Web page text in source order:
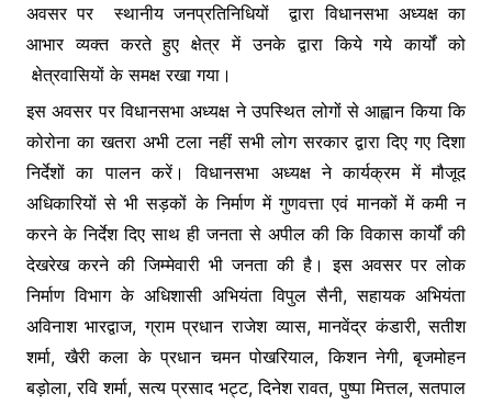
अवसर पर स्थानीय जनप्रतिनिधियों द्वारा विधानसभा अध्यक्ष का
आभार व्यक्त करते हुए क्षेत्र में उनके द्वारा किये गये कार्यों को
क्षेत्रवासियों के समक्ष रखा गया।
इस अवसर पर विधानसभा अध्यक्ष ने उपस्थित लोगों से आह्वान किया कि
कोरोना का खतरा अभी टला नहीं सभी लोग सरकार द्वारा दिए गए दिशा
निर्देशों का पालन करें। विधानसभा अध्यक्ष ने कार्यक्रम में मौजूद
अधिकारियों से भी सड़कों के निर्माण में गुणवत्ता एवं मानकों में कमी न
करने के निर्देश दिए साथ ही जनता से अपील की कि विकास कार्यों की
देखरेख करने की जिम्मेवारी भी जनता की है। इस अवसर पर लोक
निर्माण विभाग के अधिशासी अभियंता विपुल सैनी, सहायक अभियंता
अविनाश भारद्वाज, ग्राम प्रधान राजेश व्यास, मानवेंद्र कंडारी, सतीश
शर्मा, खैरी कला के प्रधान चमन पोखरियाल, किशन नेगी, बृजमोहन
बड़ोला, रवि शर्मा, सत्य प्रसाद भट्ट, दिनेश रावत, पुष्पा मित्तल, सतपाल